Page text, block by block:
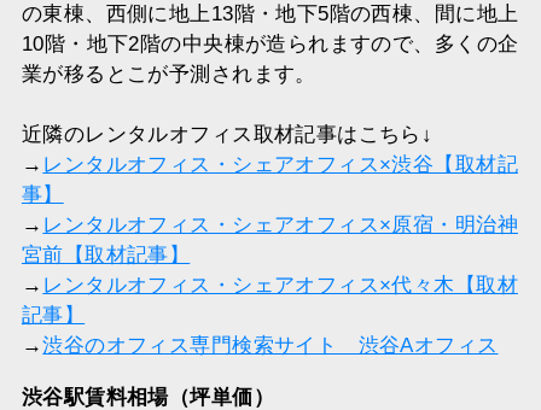
の東棟、西側に地上13階・地下5階の西棟、間に地上
10階・地下2階の中央棟が造られますので、多くの企
業が移るとこが予測されます。
近隣のレンタルオフィス取材記事はこちら↓
→ レンタルオフィス・シェアオフィス×渋谷【取材記
事】
→ レンタルオフィス・シェアオフィス×原宿・明治神
宮前【取材記事】
→ レンタルオフィス・シェアオフィス×代々木【取材
記事】
→渋谷のオフィス専門検索サイト 渋谷Aオフィス
渋谷駅賃料相場（坪単価）